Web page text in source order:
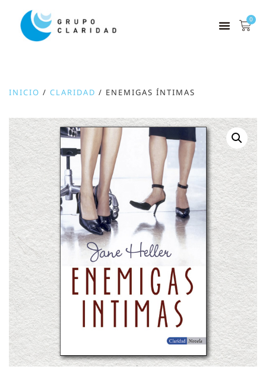
0
INICIO / CLARIDAD / ENEMIGAS ÍNTIMAS